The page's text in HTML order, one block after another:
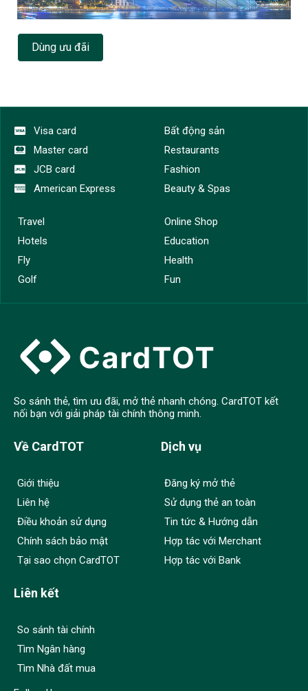
Dùng ưu đãi
Visa card
Master card
JCB card
American Express
Bất động sản
Restaurants
Fashion
Beauty & Spas
Travel
Hotels
Fly
Golf
Online Shop
Education
Health
Fun
So sánh thẻ, tìm ưu đãi, mở thẻ nhanh chóng. CardTOT kết
nối bạn với giải pháp tài chính thông minh.
Về CardTOT
Giới thiệu
Liên hệ
Điều khoản sử dụng
Chính sách bảo mật
Tại sao chọn CardTOT
Dịch vụ
Đăng ký mở thẻ
Sử dụng thẻ an toàn
Tin tức & Hướng dẫn
Hợp tác với Merchant
Hợp tác với Bank
Liên kết
So sánh tài chính
Tìm Ngân hàng
Tìm Nhà đất mua